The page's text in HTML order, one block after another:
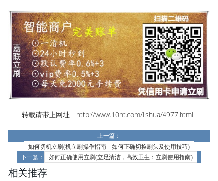
转载请带上网址：http://www.10nt.com/lishua/4977.html
上一篇：
如何切机立刷(机立刷操作指南：如何正确切换刷头及使用技巧)
下一篇：
如何正确使用立刷(立足清洁，高效卫生：立刷使用指南)
相关推荐